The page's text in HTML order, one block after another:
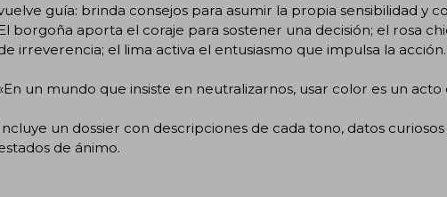
guía: brinda consejos para asumir la propia sensibilidad y
borgoña aporta el coraje para sostener una decisión; el rosa
irreverencia; el lima activa el entusiasmo que impulsa la acción.
un mundo que insiste en neutralizarnos, usar color es un acto
un dossier con descripciones de cada tono, datos
de ánimo.